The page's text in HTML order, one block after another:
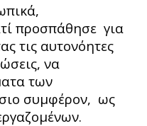
προσπάθησε για
τις αυτονόητες
να
των
συμφέρον, ως